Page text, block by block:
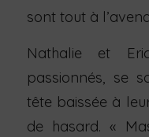
sont tout à
Nathalie et
passionnés, se
tête baissée à
de hasard. «